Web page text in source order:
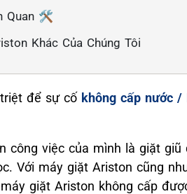
Quan 🛠️
Khác Của Chúng Tôi
để sự cố không cấp nước
công việc của mình là giặt
Với máy giặt Ariston cũng
giặt Ariston không cấp